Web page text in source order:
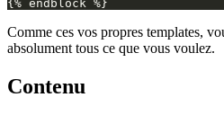
Comme ces vos propres templates,
absolument tous ce que vous voulez.
Contenu